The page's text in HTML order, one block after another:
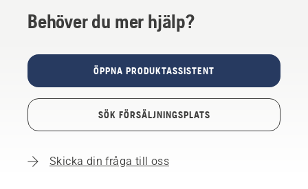
Behöver du mer hjälp?
ÖPPNA PRODUKTASSISTENT
SÖK FÖRSÄLJNINGSPLATS
Skicka din fråga till oss